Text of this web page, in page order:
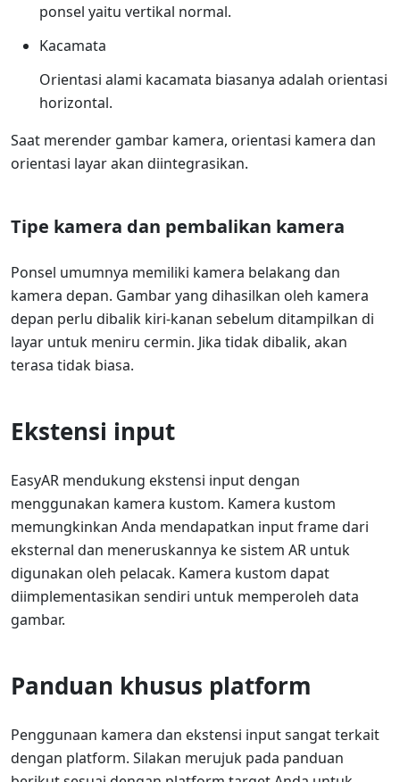
ponsel yaitu vertikal normal.
Kacamata
Orientasi alami kacamata biasanya adalah orientasi
horizontal.
Saat merender gambar kamera, orientasi kamera dan
orientasi layar akan diintegrasikan.
Tipe kamera dan pembalikan kamera
Ponsel umumnya memiliki kamera belakang dan
kamera depan. Gambar yang dihasilkan oleh kamera
depan perlu dibalik kiri-kanan sebelum ditampilkan di
layar untuk meniru cermin. Jika tidak dibalik, akan
terasa tidak biasa.
Ekstensi input
EasyAR mendukung ekstensi input dengan
menggunakan kamera kustom. Kamera kustom
memungkinkan Anda mendapatkan input frame dari
eksternal dan meneruskannya ke sistem AR untuk
digunakan oleh pelacak. Kamera kustom dapat
diimplementasikan sendiri untuk memperoleh data
gambar.
Panduan khusus platform
Penggunaan kamera dan ekstensi input sangat terkait
dengan platform. Silakan merujuk pada panduan